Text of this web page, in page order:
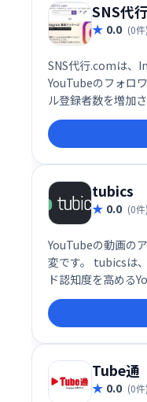
SNS代
0.0 (0件)
SNS代行.comは
YouTubeのフォロ
ル登録者数を増加
でお悩みの企業様
提供します。集客
談ください。
tubics
0.0 (0件)
YouTubeの動画の
変です。 tubicsは
ド認知度を高める
アを提供します。
合他社の洞察、ビ
タグとキーワード
Tube通
0.0 (0件)